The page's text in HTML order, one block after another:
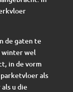
de gaten te
winter wel
in de vorm
als
u die